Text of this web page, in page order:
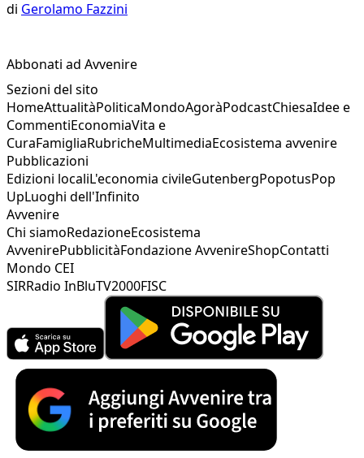
di Gerolamo Fazzini
Abbonati ad Avvenire
Sezioni del sito
HomeAttualitàPoliticaMondoAgoràPodcastChiesaIdee e
CommentiEconomiaVita e
CuraFamigliaRubricheMultimediaEcosistema avvenire
Pubblicazioni
Edizioni localiL'economia civileGutenbergPopotusPop
UpLuoghi dell'Infinito
Avvenire
Chi siamoRedazioneEcosistema
AvvenirePubblicitàFondazione AvvenireShopContatti
Mondo CEI
SIRRadio InBluTV2000FISC